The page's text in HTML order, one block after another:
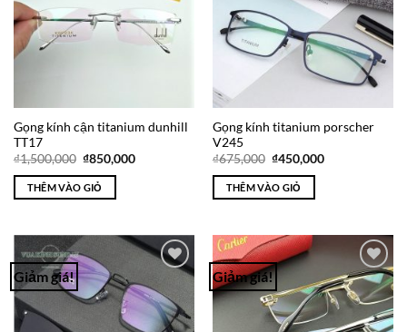
Gọng kính cận titanium dunhill
TT17
₫1,500,000 Giá
là:
₫1,500,000.
₫850,000Giá
THÊM VÀO GIỎ
Gọng kính titanium porscher
V245
₫675,000 Giá
là:
₫675,000.
₫450,000Giá
THÊM VÀO GIỎ
Giảm giá!
Wishlist
Giảm giá!
Add to
Wishlist